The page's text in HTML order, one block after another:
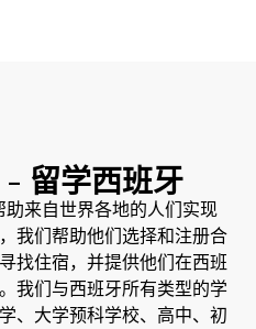
- 留学西班牙
来自世界各地的人们实现
我们帮助他们选择和注册合
找住宿，并提供他们在西班
我们与西班牙所有类型的学
、大学预科学校、高中、初